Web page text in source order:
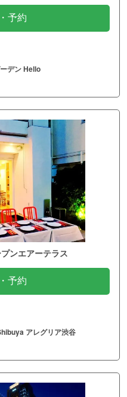
予約
デン Hello
ンエアーテラス
予約
アレグリア渋谷